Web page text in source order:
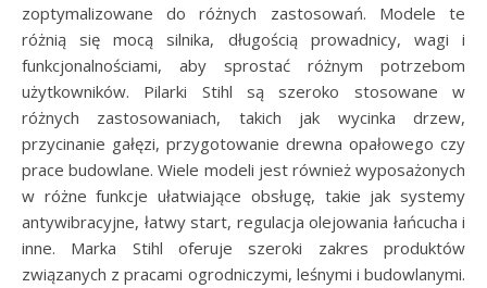
zoptymalizowane do różnych zastosowań. Modele te
różnią się mocą silnika, długością prowadnicy, wagi i
funkcjonalnościami, aby sprostać różnym potrzebom
użytkowników. Pilarki Stihl są szeroko stosowane w
różnych zastosowaniach, takich jak wycinka drzew,
przycinanie gałęzi, przygotowanie drewna opałowego czy
prace budowlane. Wiele modeli jest również wyposażonych
w różne funkcje ułatwiające obsługę, takie jak systemy
antywibracyjne, łatwy start, regulacja olejowania łańcucha i
inne. Marka Stihl oferuje szeroki zakres produktów
związanych z pracami ogrodniczymi, leśnymi i budowlanymi.